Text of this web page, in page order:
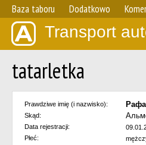
Baza taboru Dodatkowo
Transport
tatarletka
Prawdziwe imię (i nazwisko):
Skąd:
Data rejestracji:
Płeć: